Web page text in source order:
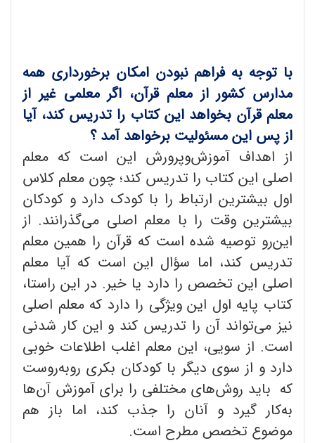
با توجه به فراهم نبودن امکان برخورداری همه
مدارس کشور از معلم قرآن، اگر معلمی غیر از
معلم قرآن بخواهد این کتاب را تدریس کند، آیا
از پس این مسئولیت برخواهد آمد ؟
از اهداف آموزش‌وپرورش این است که معلم
اصلی این کتاب را تدریس کند؛ چون معلم کلاس
اول بیشترین ارتباط را با کودک دارد و کودکان
بیشترین وقت را با معلم اصلی می‌گذرانند. از
این‌رو توصیه شده ‌است که قرآن را همین معلم
تدریس کند، اما سؤال این است که آیا معلم
اصلی این تخصص را دارد یا خیر. در این راستا،
کتاب پایه اول این ویژگی را دارد که معلم اصلی
نیز می‌تواند آن را تدریس کند و این کار شدنی
است. از سویی، این معلم اغلب اطلاعات خوبی
دارد و از سوی دیگر با کودکان بکری روبه‌روست
که باید روش‌های مختلفی را برای آموزش آن‌ها
به‌کار گیرد و آنان را جذب کند، اما باز هم
موضوع تخصص مطرح است.